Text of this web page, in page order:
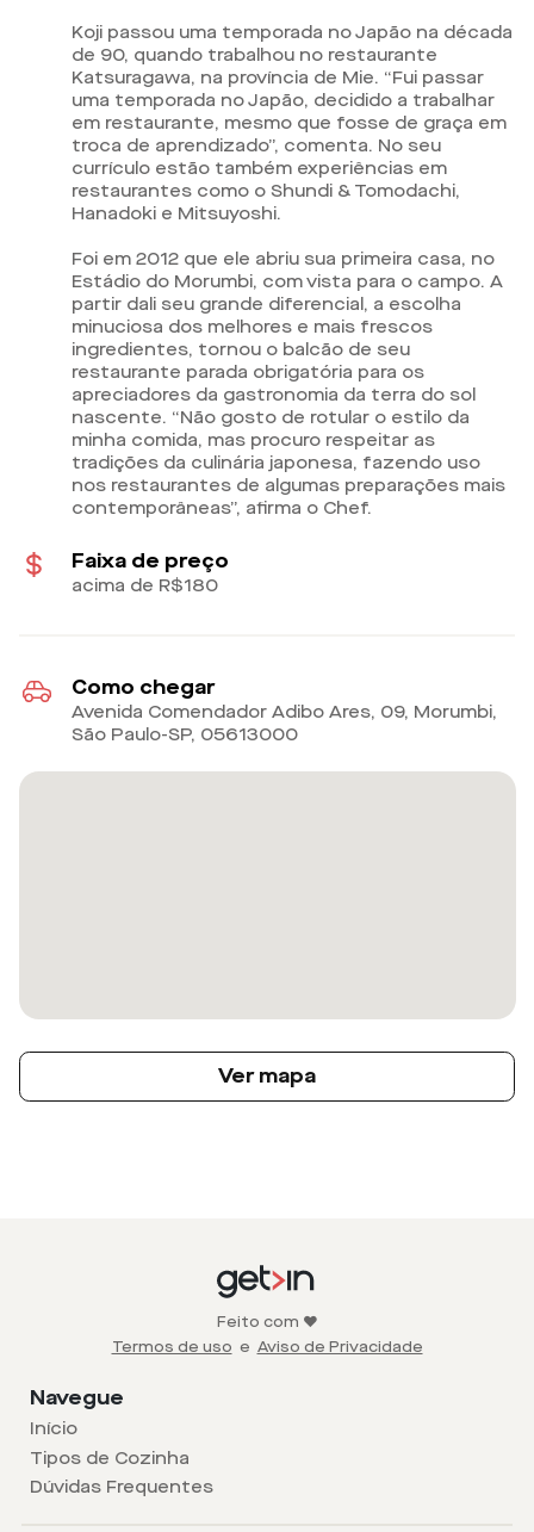
Koji passou uma temporada no Japão na década
de 90, quando trabalhou no restaurante
Katsuragawa, na província de Mie. “Fui passar
uma temporada no Japão, decidido a trabalhar
em restaurante, mesmo que fosse de graça em
troca de aprendizado”, comenta. No seu
currículo estão também experiências em
restaurantes como o Shundi & Tomodachi,
Hanadoki e Mitsuyoshi.
Foi em 2012 que ele abriu sua primeira casa, no
Estádio do Morumbi, com vista para o campo. A
partir dali seu grande diferencial, a escolha
minuciosa dos melhores e mais frescos
ingredientes, tornou o balcão de seu
restaurante parada obrigatória para os
apreciadores da gastronomia da terra do sol
nascente. “Não gosto de rotular o estilo da
minha comida, mas procuro respeitar as
tradições da culinária japonesa, fazendo uso
nos restaurantes de algumas preparações mais
contemporâneas”, afirma o Chef.
Faixa de preço
acima de R$180
Como chegar
Avenida Comendador Adibo Ares, 09, Morumbi,
São Paulo-SP, 05613000
Ver mapa
Feito com ❤️
Termos de uso e Aviso de Privacidade
Navegue
Início
Tipos de Cozinha
Dúvidas Frequentes